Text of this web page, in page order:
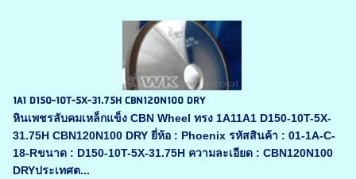
1A1 D150-10T-5X-31.75H CBN120N100 DRY
หินเพชรลับคมเหล็กแข็ง CBN Wheel ทรง 1A11A1 D150-10T-5X-
31.75H CBN120N100 DRY ยี่ห้อ : Phoenix รหัสสินค้า : 01-1A-C-
18-Rขนาด : D150-10T-5X-31.75H ความละเอียด : CBN120N100
DRYประเทศต...